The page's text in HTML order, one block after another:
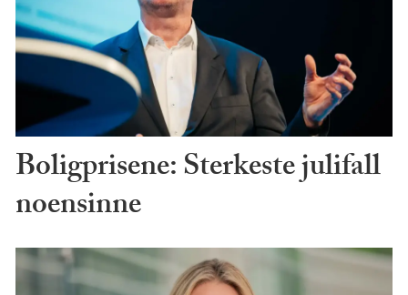
Boligprisene: Sterkeste julifall
noensinne